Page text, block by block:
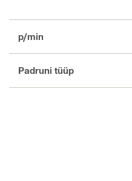
p/min
Padruni tüüp